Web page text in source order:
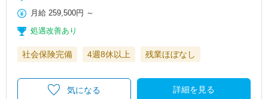
月給 259,500円 ～
処遇改善あり
社会保険完備 4週8休以上 残業ほぼなし
詳細を見る
気になる